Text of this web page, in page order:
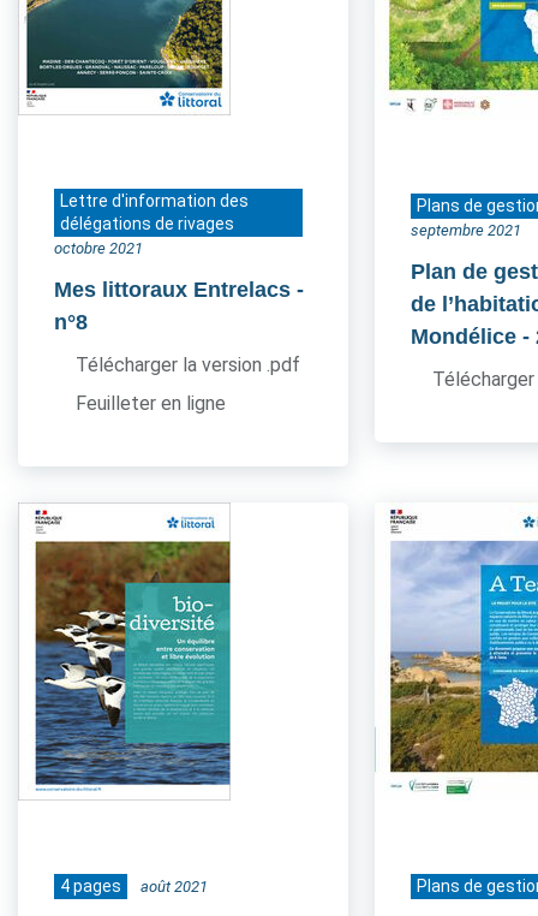
Lettre d'information des
délégations de rivages
octobre 2021
Mes littoraux Entrelacs -
n°8
Télécharger la version .pdf
Feuilleter en ligne
Plans de
septembre 2021
Plan de
de
Mondélice -
4 pages août 2021 Plans de